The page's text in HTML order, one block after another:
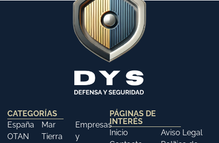
CATEGORÍAS
España
OTAN
Mar
Tierra
Empresas
y
PÁGINAS DE
INTERÉS
Inicio
Aviso Legal